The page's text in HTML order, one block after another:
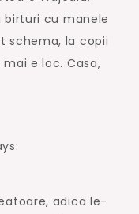
birturi cu manele
schema, la copii
e loc. Casa,
adica le-